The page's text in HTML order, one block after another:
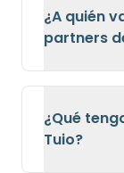
¿A quién
partners
¿Qué
Tuio?